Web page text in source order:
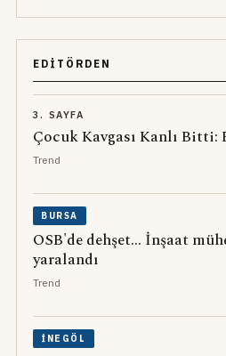
EDITÖRDEN
3. SAYFA
Çocuk Kavgası Kanlı Bitti:
Trend
BURSA
OSB'de dehşet... İnşaat
yaralandı
Trend
İNEGÖL